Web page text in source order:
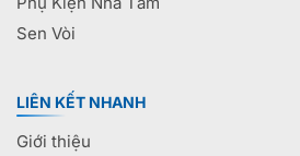
Sen Vòi
LIÊN KẾT NHANH
Giới thiệu